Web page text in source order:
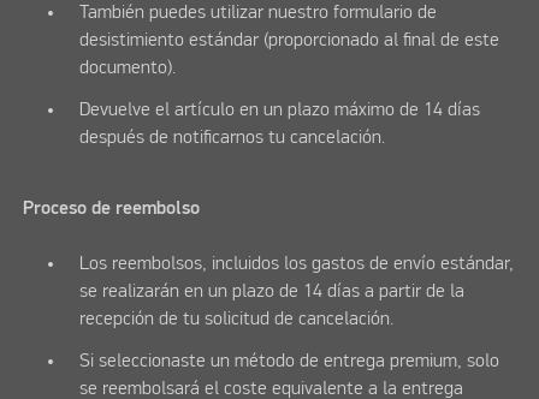
También puedes utilizar nuestro formulario de
desistimiento estándar (proporcionado al final de este
documento).
Devuelve el artículo en un plazo máximo de 14 días
después de notificarnos tu cancelación.
Proceso de reembolso
Los reembolsos, incluidos los gastos de envío estándar,
se realizarán en un plazo de 14 días a partir de la
recepción de tu solicitud de cancelación.
Si seleccionaste un método de entrega premium, solo
se reembolsará el coste equivalente a la entrega